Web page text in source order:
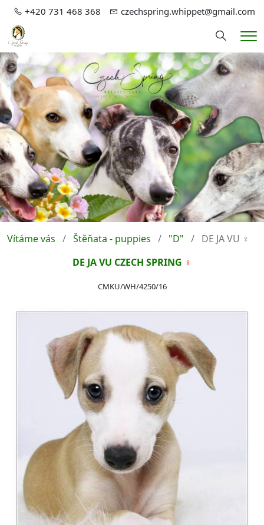
+420 731 468 368 czechspring.whippet@gmail.com
Hledání
Vítáme vás Štěňata - puppies "D"
DE JA VU ♀
DE JA VU CZECH SPRING ♀
CMKU/WH/4250/16